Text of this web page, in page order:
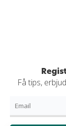
Få tips,